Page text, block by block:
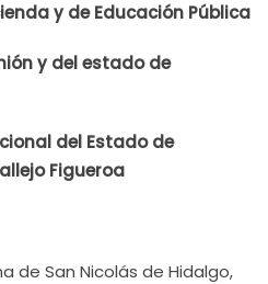
y de Educación Pública
y del estado de
del Estado de
Figueroa
de San Nicolás de Hidalgo,